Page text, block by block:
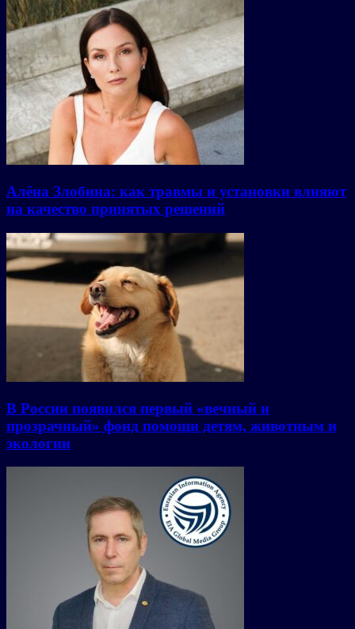
Алёна Злобина: как травмы и установки влияют
на качество принятых решений
В России появился первый «вечный и
прозрачный» фонд помощи детям, животным и
экологии